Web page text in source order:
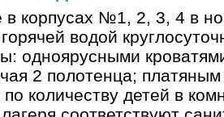
в корпусах №1, 2, 3, 4 в
водой
одноярусными
2 полотенца;
количеству детей в